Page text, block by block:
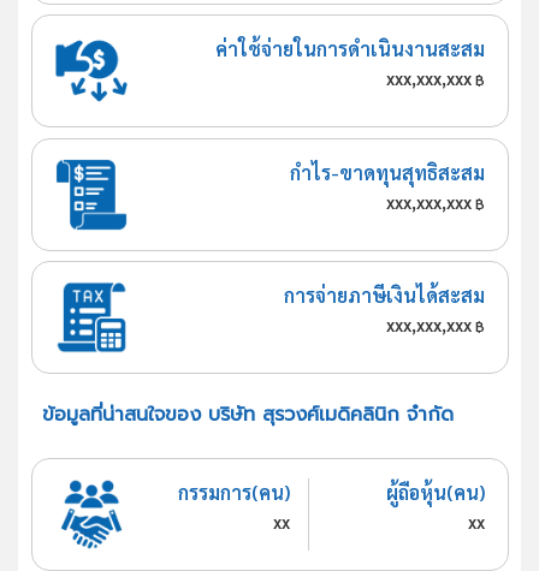
ค่าใช้จ่ายในการดำเนินงานสะสม
xxx,xxx,xxx฿
กำไร-ขาดทุนสุทธิสะสม
xxx,xxx,xxx฿
การจ่ายภาษีเงินได้สะสม
xxx,xxx,xxx฿
ข้อมูลที่น่าสนใจของ บริษัท สุรวงศ์เมดิคลินิก จำกัด
กรรมการ(คน)
xx
ผู้ถือหุ้น(คน)
xx